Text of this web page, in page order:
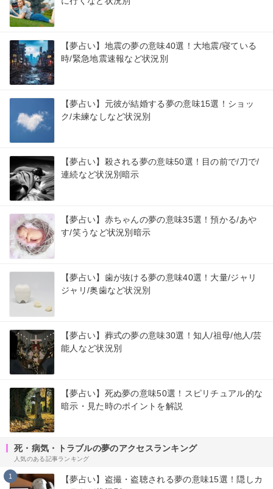
【夢占い】地震の夢の意味40選！大地震/寝ている
時/緊急地震速報など状況別
【夢占い】元彼が結婚する夢の意味15選！ショッ
ク/未練なしなど状況別
【夢占い】殺される夢の意味50選！目の前で/刀で/
連続など状況別暗示
【夢占い】赤ちゃんの夢の意味35選！預かる/あや
す/笑うなど状況別暗示
【夢占い】歯が抜ける夢の意味40選！大量/ジャリ
ジャリ/奥歯など状況別
【夢占い】葬式の夢の意味30選！知人/祖母/他人/芸
能人など状況別
【夢占い】死ぬ夢の意味50選！スピリチュアル的な
暗示・見た時のポイントを解説
死・病気・トラブルの夢のアクセスランキング
人気のある記事ランキング
1
【夢占い】盗撮・盗聴される夢の意味15選！隠しカ